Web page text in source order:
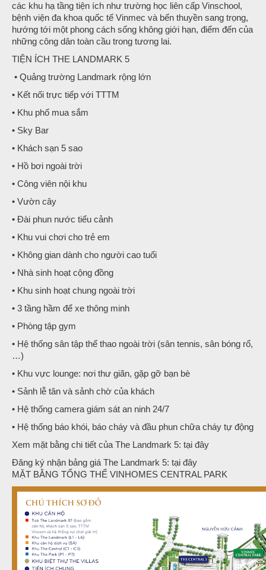
các khu hạ tầng tiện ích như trường học liên cấp Vinschool,
bệnh viện đa khoa quốc tế Vinmec và bến thuyền sang trọng,
hướng tới một phong cách sống không giới hạn, điểm đến của
những công dân toàn cầu trong tương lai.
TIỆN ÍCH THE LANDMARK 5
• Quảng trường Landmark rộng lớn
• Kết nối trực tiếp với TTTM
• Khu phố mua sắm
• Sky Bar
• Khách sạn 5 sao
• Hồ bơi ngoài trời
• Công viên nội khu
• Vườn cây
• Đài phun nước tiểu cảnh
• Khu vui chơi cho trẻ em
• Không gian dành cho người cao tuổi
• Nhà sinh hoạt cộng đồng
• Khu sinh hoạt chung ngoài trời
• 3 tầng hầm để xe thông minh
• Phòng tập gym
• Hệ thống sân tập thể thao ngoài trời (sân tennis, sân bóng rổ,
…)
• Khu vực lounge: nơi thư giãn, gặp gỡ bạn bè
• Sảnh lễ tân và sảnh chờ của khách
• Hệ thống camera giám sát an ninh 24/7
• Hệ thống báo khói, báo cháy và đầu phun chữa cháy tự động
Xem mặt bằng chi tiết của The Landmark 5: tại đây
Đăng ký nhận bảng giá The Landmark 5: tại đây
MẶT BẰNG TỔNG THỂ VINHOMES CENTRAL PARK